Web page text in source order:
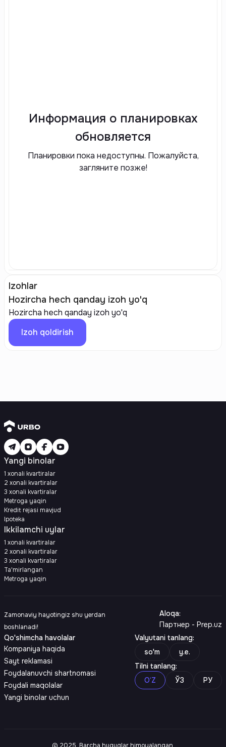
Информация о планировках
обновляется
Планировки пока недоступны. Пожалуйста,
загляните позже!
Izohlar
Hozircha hech qanday izoh yo'q
Hozircha hech qanday izoh yo'q
Izoh qoldirish
Yangi binolar
1 xonali kvartiralar
2 xonali kvartiralar
3 xonali kvartiralar
Metroga yaqin
Kredit rejasi mavjud
Ipoteka
Ikkilamchi uylar
1 xonali kvartiralar
2 xonali kvartiralar
3 xonali kvartiralar
Ta'mirlangan
Metroga yaqin
Zamonaviy hayotingiz shu yerdan
boshlanadi!
Aloqa:
Партнер - Prep.uz
Qo'shimcha havolalar
Kompaniya haqida
Sayt reklamasi
Foydalanuvchi shartnomasi
Foydali maqolalar
Yangi binolar uchun
Valyutani tanlang:
so'm
y.e.
Tilni tanlang:
O‘Z
ЎЗ РУ